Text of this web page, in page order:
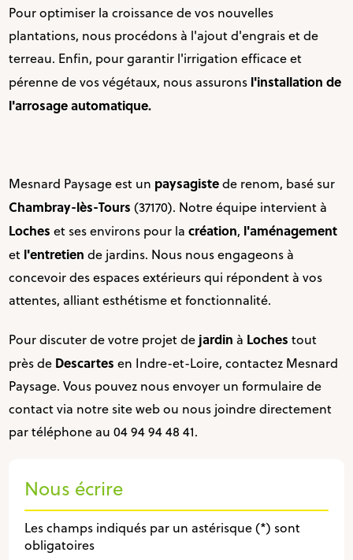
Pour optimiser la croissance de vos nouvelles
plantations, nous procédons à l'ajout d'engrais et de
terreau. Enfin, pour garantir l'irrigation efficace et
pérenne de vos végétaux, nous assurons l'installation de
l'arrosage automatique.
Mesnard Paysage est un paysagistede renom, basé sur
Chambray-lès-Tours (37170). Notre équipe intervient à
Locheset ses environs pour lacréation, l'aménagement
et l'entretiende jardins. Nous nous engageons à
concevoir des espaces extérieurs qui répondent à vos
attentes, alliant esthétisme et fonctionnalité.
Pour discuter de votre projet de jardin à Lochestout
près de Descartesen Indre-et-Loire, contactez Mesnard
Paysage. Vous pouvez nous envoyer un formulaire de
contact via notre site web ou nous joindre directement
par téléphone au 04 94 94 48 41.
Nous écrire
Les champs indiqués par un astérisque (*) sont
obligatoires